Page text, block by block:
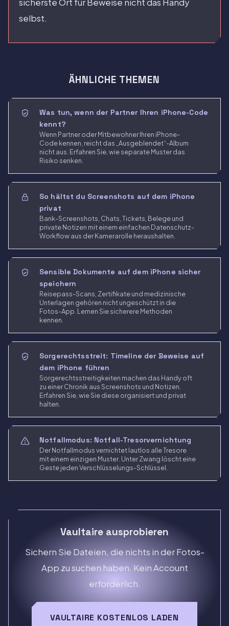
sicherste Ort für Beweise nicht das Handy
selbst.
ÄHNLICHE THEMEN
Was tun, wenn der Partner Ihren iPhone-Code
kennt?
Wenn Partner oder Mitbewohner Ihren iPhone-
Code kennen, reicht das „Ausgeblendet“-Album
nicht aus. Erfahren Sie, wie separate Muster das
Risiko senken.
So hältst du Screenshots auf dem iPhone
privat
Bank-Screenshots, Chats, Tickets, Belege und
private Notizen mit einem einfachen Datenschutz-
Workflow aus der Kamerarolle heraushalten.
Sensible Dokumente auf dem iPhone sicher
speichern
Reisepass-Scans, Zertifikate und medizinische
Unterlagen gehören nicht ungeschützt in die
Fotos-App. Lernen Sie sicherere Methoden
kennen.
Sorgerechtsstreit: Timeline der Beweise auf
dem iPhone führen
Sorgerechtsstreitigkeiten machen das Handy oft
zu einer Chronik aus Screenshots und Notizen.
Erfahren Sie, wie Sie diese organisiert und privat
halten.
Notfallmodus: Notfall-Tresorvernichtung
Der Notfallmodus vernichtet lautlos alle Tresore
mit einem einzigen Muster. Unter Zwang löscht eine
Geste jeden Verschlüsselungs-Schlüssel.
Vaultaire ausprobieren
Sichern Sie Dateien, die nichts in der Fotos-
App zu suchen haben. Kein Account
erforderlich.
VAULTAIRE KOSTENLOS LADEN